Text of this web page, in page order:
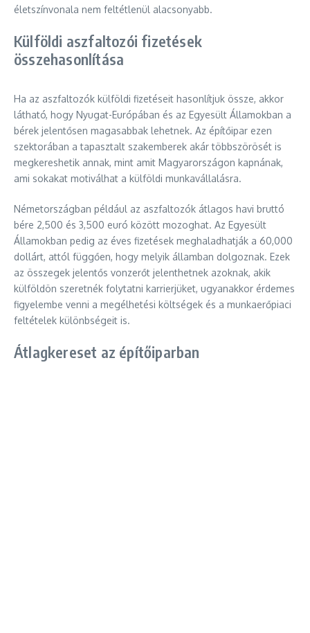
életszínvonala nem feltétlenül alacsonyabb.
Külföldi aszfaltozói fizetések
összehasonlítása
Ha az aszfaltozók külföldi fizetéseit hasonlítjuk össze, akkor
látható, hogy Nyugat-Európában és az Egyesült Államokban a
bérek jelentősen magasabbak lehetnek. Az építőipar ezen
szektorában a tapasztalt szakemberek akár többszörösét is
megkereshetik annak, mint amit Magyarországon kapnának,
ami sokakat motiválhat a külföldi munkavállalásra.
Németországban például az aszfaltozók átlagos havi bruttó
bére 2,500 és 3,500 euró között mozoghat. Az Egyesült
Államokban pedig az éves fizetések meghaladhatják a 60,000
dollárt, attól függően, hogy melyik államban dolgoznak. Ezek
az összegek jelentős vonzerőt jelenthetnek azoknak, akik
külföldön szeretnék folytatni karrierjüket, ugyanakkor érdemes
figyelembe venni a megélhetési költségek és a munkaerőpiaci
feltételek különbségeit is.
Átlagkereset az építőiparban